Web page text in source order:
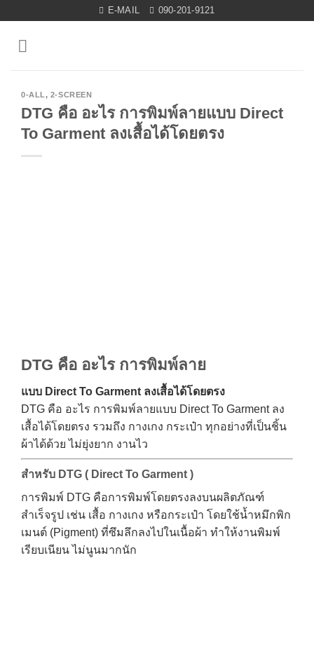
content
E-MAIL 090-201-9121
0-ALL, 2-SCREEN
DTG คือ อะไร การพิมพ์ลายแบบ Direct
To Garment ลงเสื้อได้โดยตรง
DTG คือ อะไร การพิมพ์ลาย
แบบ Direct To Garment ลงเสื้อได้โดยตรง
DTG คือ อะไร การพิมพ์ลายแบบ Direct To Garment ลง
เสื้อได้โดยตรง รวมถึง กางเกง กระเป๋า ทุกอย่างที่เป็นชิ้น
ผ้าได้ด้วย ไม่ยุ่งยาก งานไว
สำหรับ DTG ( Direct To Garment )
การพิมพ์ DTG คือการพิมพ์โดยตรงลงบนผลิตภัณฑ์
สำเร็จรูป เช่น เสื้อ กางเกง หรือกระเป๋า โดยใช้น้ำหมึกพิก
เมนต์ (Pigment) ที่ซึมลึกลงไปในเนื้อผ้า ทำให้งานพิมพ์
เรียบเนียน ไม่นูนมากนัก